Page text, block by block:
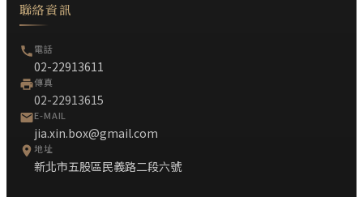
聯絡資訊
電話
02-22913611
傳真
02-22913615
E-MAIL
jia.xin.box@gmail.com
地址
新北市五股區民義路二段六號